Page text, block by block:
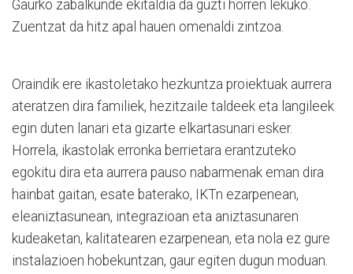
Gaurko zabalkunde ekitaldia da guzti horren lekuko.
Zuentzat da hitz apal hauen omenaldi zintzoa.
Oraindik ere ikastoletako hezkuntza proiektuak aurrera
ateratzen dira familiek, hezitzaile taldeek eta langileek
egin duten lanari eta gizarte elkartasunari esker.
Horrela, ikastolak erronka berrietara erantzuteko
egokitu dira eta aurrera pauso nabarmenak eman dira
hainbat gaitan, esate baterako, IKTn ezarpenean,
eleaniztasunean, integrazioan eta aniztasunaren
kudeaketan, kalitatearen ezarpenean, eta nola ez gure
instalazioen hobekuntzan, gaur egiten dugun moduan.